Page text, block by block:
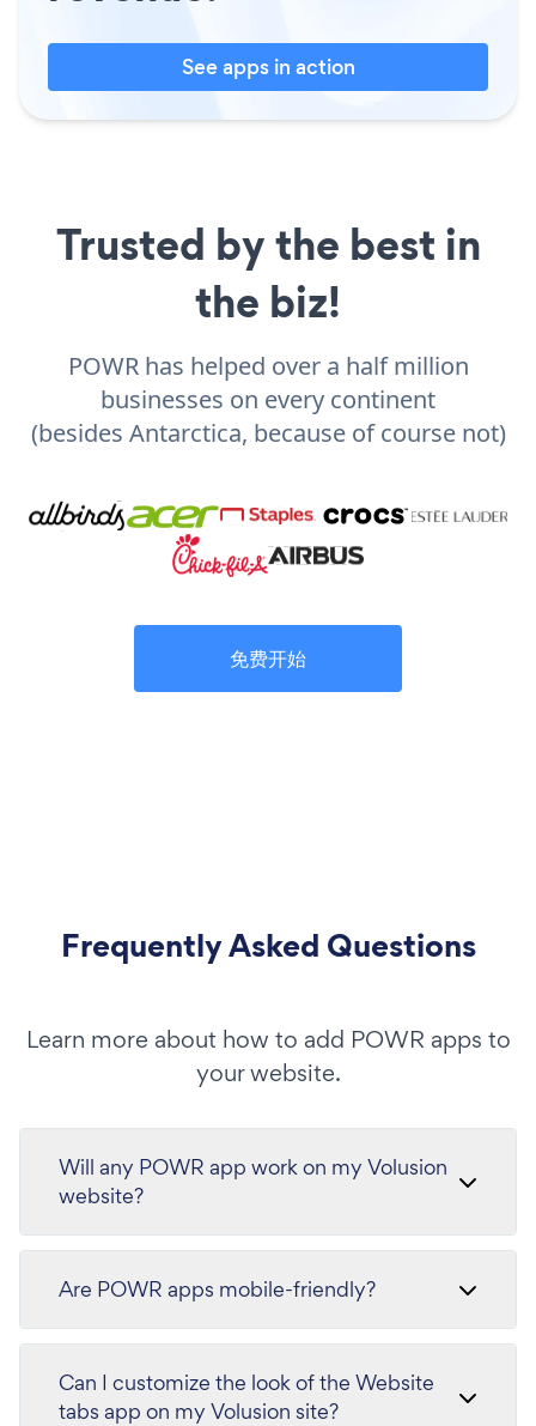
See apps in action
Trusted by the best in
the biz!
POWR has helped over a half million
businesses on every continent
(besides Antarctica, because of course not)
免费开始
Frequently Asked Questions
Learn more about how to add POWR apps to
your website.
Will any POWR app work on my Volusion
website?
Are POWR apps mobile-friendly?
Can I customize the look of the Website
tabs app on my Volusion site?